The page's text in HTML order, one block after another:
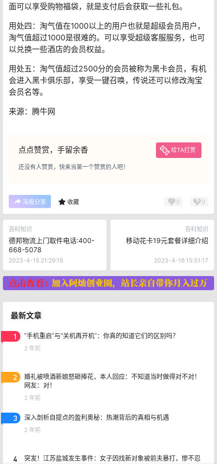
面可以享受购物福袋，就是支付后会获取一些礼包。
用处四：淘气值在1000以上的用户也就是超级会员用户，
淘气值超过1000是很难的。可以享受超级客服服务，也可
以兑换一些酒店的会员权益。
用处五：淘气值超过2500分的会员被称为黑卡会员，有机
会进入黑卡俱乐部，享受一键召唤，传说还可以修改淘宝
会员名等。
来源：腾牛网
点点赞赏，手留余香 给TA打赏
还没有人赞赏，快来当第一个赞赏的人吧！
海报分享 收藏 0 0
百科知识
德邦物流上门取件电话:400-
668-5078
2023-4-15 21:29:16
百科知识
移动花卡19元套餐详细介绍
2023-4-16 15:31:17
最新文章
1 “手机重启”与“关机再开机”：你真的知道它们的区别吗？
2 年前
2
婚礼被喷酒新娘怒砸捧花，本人回应：不知道当时做得对不对！
网友：对！
2 年前
3 深入剖析自提点的盈利奥秘：热潮背后的真相与机遇
2 年前
4
突发！江苏盐城发生事件：女子因找新对象被前夫暴打，惨不忍